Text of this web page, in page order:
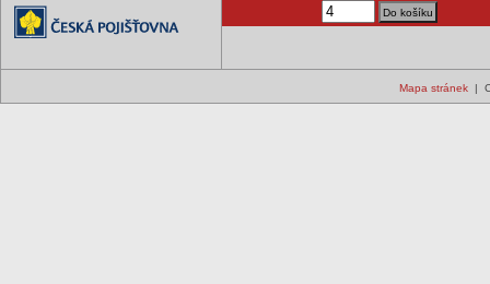
Mapa stránek|